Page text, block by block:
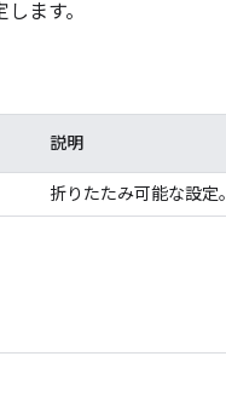
ます。
説明
折りたたみ可能な設定